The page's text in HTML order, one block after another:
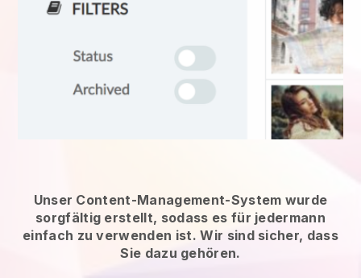
Unser Content-Management-System wurde
sorgfältig erstellt, sodass es für jedermann
einfach zu verwenden ist. Wir sind sicher, dass
Sie dazu gehören.